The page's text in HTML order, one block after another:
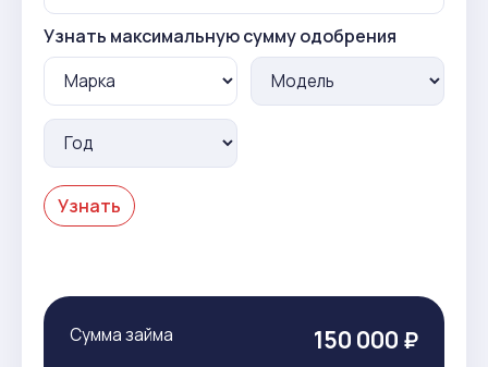
Узнать максимальную сумму одобрения
Узнать
Сумма займа 150 000 ₽